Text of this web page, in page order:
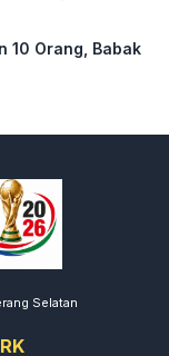
10 Orang, Babak
Selatan